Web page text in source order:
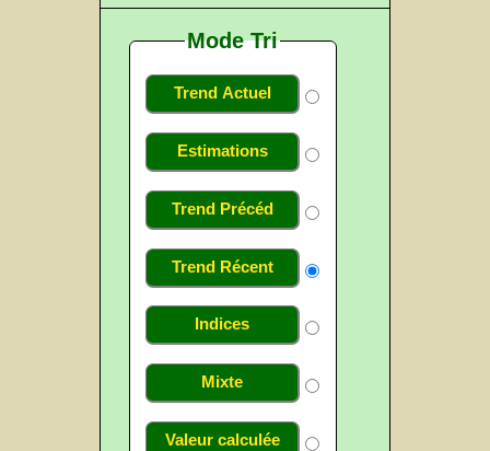
Mode Tri
Trend Actuel
Estimations
Trend Précéd
Trend Récent
Indices
Mixte
Valeur calculée